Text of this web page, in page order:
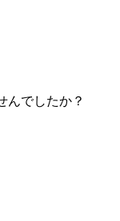
んでしたか？